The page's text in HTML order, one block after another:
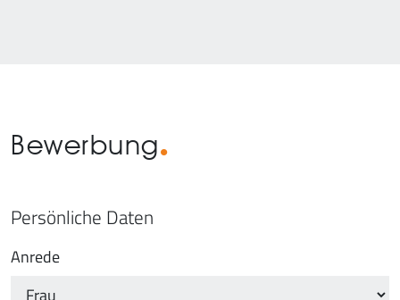
Bewerbung
Persönliche Daten
Anrede